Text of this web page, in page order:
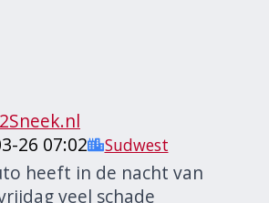
26 07:02
Sudwest
heeft in de nacht van
veel schade